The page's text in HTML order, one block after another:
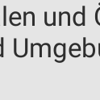
und